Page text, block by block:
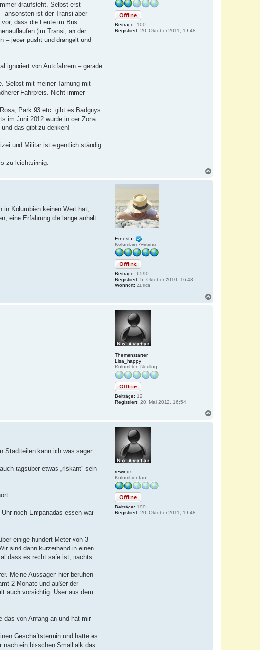
Offline
Beiträge: 100
Registriert: 20. Oktober 2011, 19:48
draufsteht. Selbst erst
ansonsten ist der Transi aber
dass die Leute im Bus
(im Transi, an der
– jeder pusht und drängelt und
ignoriert von Autofahrern – gerade
Selbst mit meiner Tarnung mit
Fahrpreis. Nicht immer –
Park 93 etc. gibt es Badguys
im Juni 2012 wurde in der Zona
das gibt zu denken!
und Militär ist eigentlich ständig
zu leichtsinnig.
Ernesto
Kolumbien-Veteran
Offline
Beiträge: 6590
Registriert: 5. Oktober 2010, 16:43
Wohnort: Zürich
in Kolumbien keinen Wert hat,
eine Erfahrung die lange anhält.
a
Themenstarter
Lisa_happy
Kolumbien-Neuling
Offline
Beiträge: 12
Registriert: 20. Mai 2012, 16:54
rewindz
Kolumbienfan
Offline
Beiträge: 100
Registriert: 20. Oktober 2011, 19:48
Stadtteilen kann ich was sagen.
tagsüber etwas „riskant“ sein –
noch Empanadas essen war
einige hundert Meter von 3
sind dann kurzerhand in einen
dass es recht safe ist, nachts
Meine Aussagen hier beruhen
2 Monate und außer der
auch vorsichtig. User aus dem
das von Anfang an und hat mir
Geschäftstermin und hatte es
nach ein bisschen Smalltalk das